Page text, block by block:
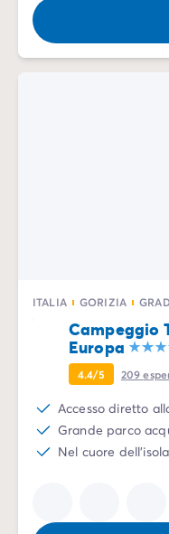
Case mobili by Roan
La Gamma Ultimate
Lo spirito Homair
ITALIA GORIZIA
Campeggio
Europa
4.4/5 209
Accesso diretto
Grande parco
Nel cuore